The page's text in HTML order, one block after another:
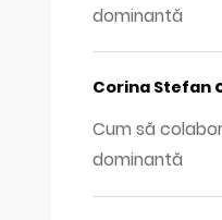
dominantă
Corina Stefan
Cum să
dominantă